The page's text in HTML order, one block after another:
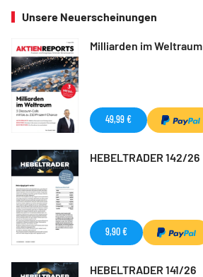
Unsere Neuerscheinungen
Milliarden im Weltraum
49,99 €
HEBELTRADER 142/26
9,90 €
HEBELTRADER 141/26